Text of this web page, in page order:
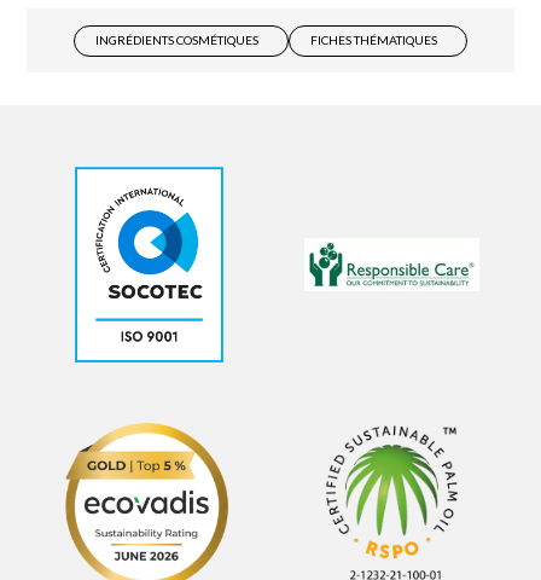
INGRÉDIENTS COSMÉTIQUES FICHES THÉMATIQUES